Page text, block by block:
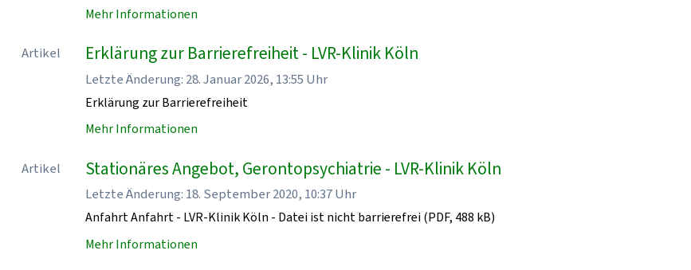
Mehr Informationen
Artikel Erklärung zur Barrierefreiheit - LVR-Klinik Köln
Letzte Änderung: 28. Januar 2026, 13:55 Uhr
Erklärung zur Barrierefreiheit
Mehr Informationen
Artikel Stationäres Angebot, Gerontopsychiatrie - LVR-Klinik Köln
Letzte Änderung: 18. September 2020, 10:37 Uhr
Anfahrt Anfahrt - LVR-Klinik Köln - Datei ist nicht barrierefrei (PDF, 488 kB)
Mehr Informationen